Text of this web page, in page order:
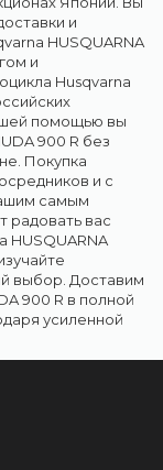
и
HUSQUARNA
и
Husqvarna
помощью вы
900 R без
Покупка
и с
самым
радовать вас
HUSQUARNA
выбор. Доставим
900 R в полной
усиленной